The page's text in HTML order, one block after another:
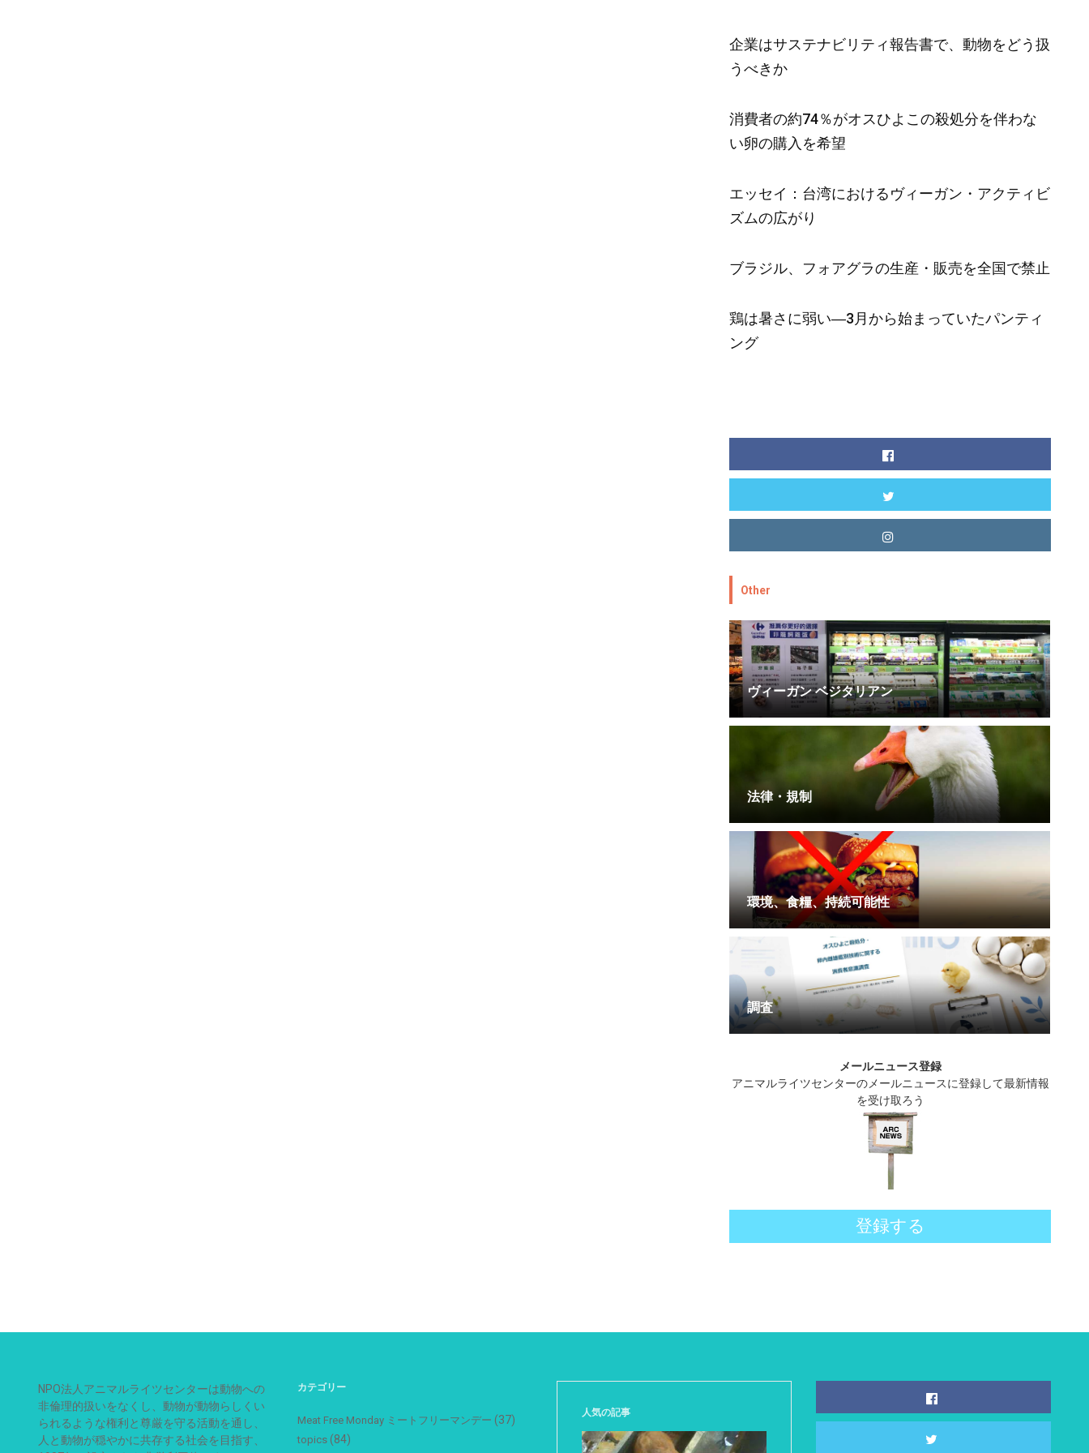
企業はサステナビリティ報告書で、動物をどう扱
うべきか
消費者の約74％がオスひよこの殺処分を伴わな
い卵の購入を希望
エッセイ：台湾におけるヴィーガン・アクティビ
ズムの広がり
ブラジル、フォアグラの生産・販売を全国で禁止
鶏は暑さに弱い―3月から始まっていたパンティ
ング
Other
ヴィーガン ベジタリアン
法律・規制
環境、食糧、持続可能性
調査
メールニュース登録
アニマルライツセンターのメールニュースに登録して最新情報
を受け取ろう
登録する
NPO法人アニマルライツセンターは動物への
非倫理的扱いをなくし、動物が動物らしくい
られるような権利と尊厳を守る活動を通し、
人と動物が穏やかに共存する社会を目指す、
カテゴリー
Meat Free Monday ミートフリーマンデー (37)
topics (84)
人気の記事